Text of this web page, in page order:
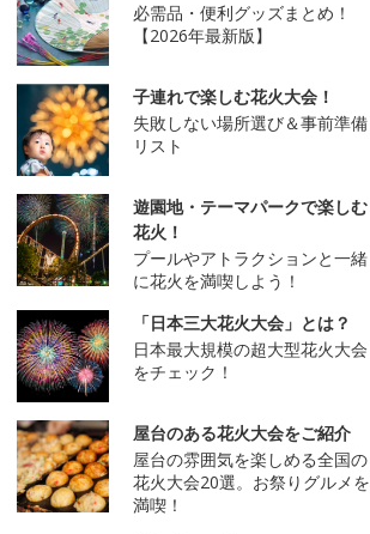
必需品・便利グッズまとめ！
【2026年最新版】
子連れで楽しむ花火大会！
失敗しない場所選び＆事前準備
リスト
遊園地・テーマパークで楽しむ
花火！
プールやアトラクションと一緒
に花火を満喫しよう！
「日本三大花火大会」とは？
日本最大規模の超大型花火大会
をチェック！
屋台のある花火大会をご紹介
屋台の雰囲気を楽しめる全国の
花火大会20選。お祭りグルメを
満喫！